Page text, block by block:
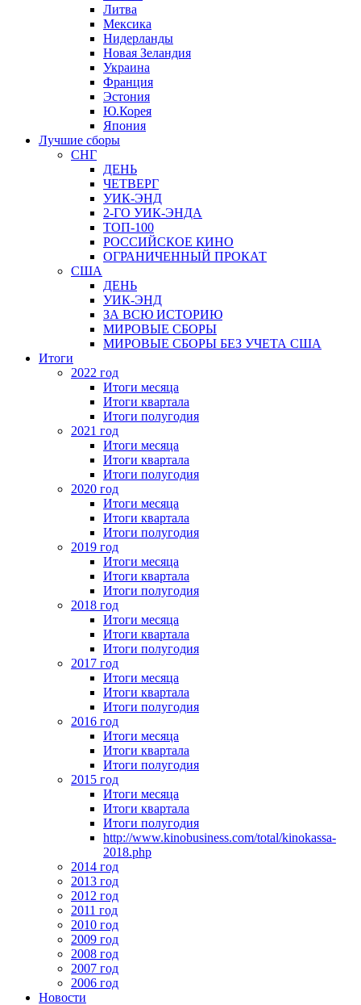
Литва
Мексика
Нидерланды
Новая Зеландия
Украина
Франция
Эстония
Ю.Корея
Япония
Лучшие сборы
СНГ
ДЕНЬ
ЧЕТВЕРГ
УИК-ЭНД
2-ГО УИК-ЭНДА
ТОП-100
РОССИЙСКОЕ КИНО
ОГРАНИЧЕННЫЙ ПРОКАТ
США
ДЕНЬ
УИК-ЭНД
ЗА ВСЮ ИСТОРИЮ
МИРОВЫЕ СБОРЫ
МИРОВЫЕ СБОРЫ БЕЗ УЧЕТА США
Итоги
2022 год
Итоги месяца
Итоги квартала
Итоги полугодия
2021 год
Итоги месяца
Итоги квартала
Итоги полугодия
2020 год
Итоги месяца
Итоги квартала
Итоги полугодия
2019 год
Итоги месяца
Итоги квартала
Итоги полугодия
2018 год
Итоги месяца
Итоги квартала
Итоги полугодия
2017 год
Итоги месяца
Итоги квартала
Итоги полугодия
2016 год
Итоги месяца
Итоги квартала
Итоги полугодия
2015 год
Итоги месяца
Итоги квартала
Итоги полугодия
http://www.kinobusiness.com/total/kinokassa-
2018.php
2014 год
2013 год
2012 год
2011 год
2010 год
2009 год
2008 год
2007 год
2006 год
Новости